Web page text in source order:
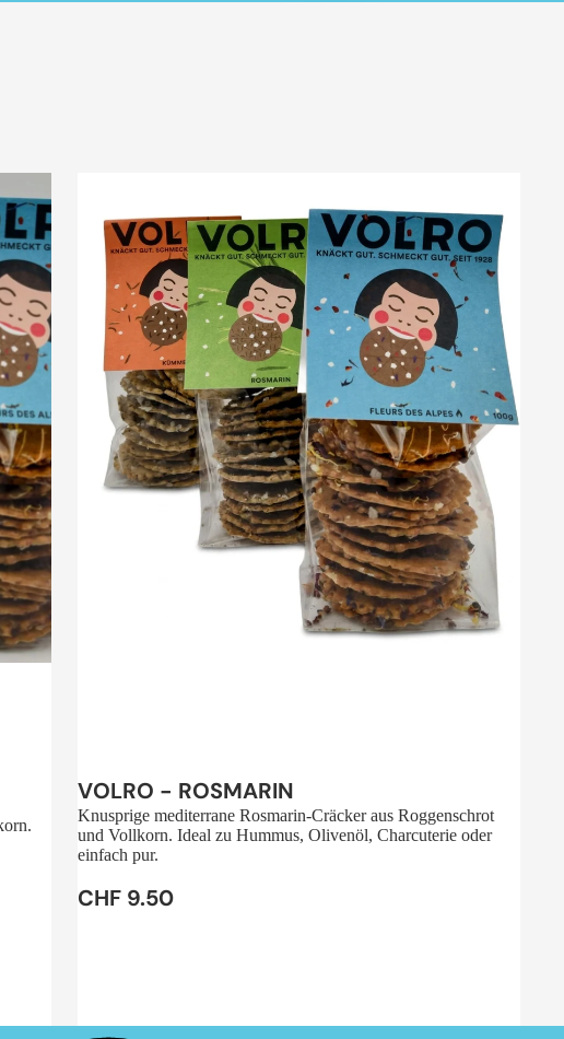
ROSMARIN
VOLRO - ROSMARIN
Knusprige mediterrane Rosmarin-Cräcker aus Roggenschrot
und Vollkorn. Ideal zu Hummus, Olivenöl, Charcuterie oder
einfach pur.
CHF 9.50